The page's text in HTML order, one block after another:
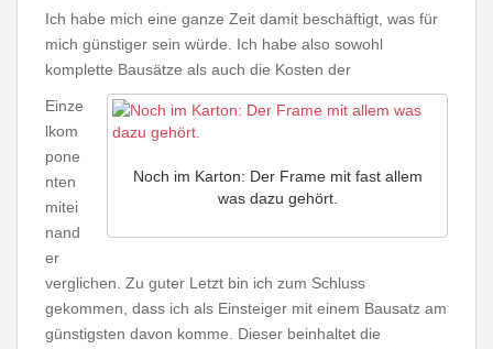
Ich habe mich eine ganze Zeit damit beschäftigt, was für
mich günstiger sein würde. Ich habe also sowohl
komplette Bausätze als auch die Kosten der
Noch im Karton: Der Frame mit fast allem
was dazu gehört.
Einze
lkom
pone
nten
mitei
nand
er
verglichen. Zu guter Letzt bin ich zum Schluss
gekommen, dass ich als Einsteiger mit einem Bausatz am
günstigsten davon komme. Dieser beinhaltet die